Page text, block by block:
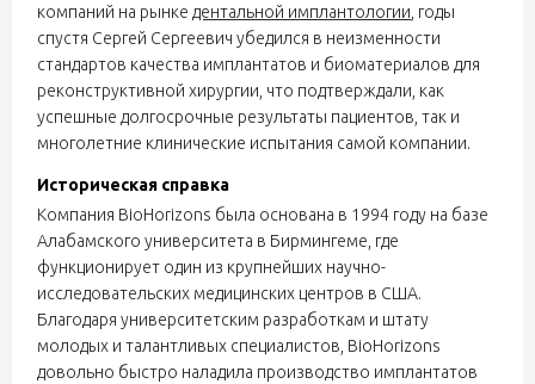
компаний на рынке дентальной имплантологии , годы
спустя Сергей Сергеевич убедился в неизменности
стандартов качества имплантатов и биоматериалов для
реконструктивной хирургии, что подтверждали, как
успешные долгосрочные результаты пациентов, так и
многолетние клинические испытания самой компании.
Историческая справка
Компания BioHorizons была основана в 1994 году на базе
Алабамского университета в Бирмингеме, где
функционирует один из крупнейших научно-
исследовательских медицинских центров в США.
Благодаря университетским разработкам и штату
молодых и талантливых специалистов, BioHorizons
довольно быстро наладила производство имплантатов